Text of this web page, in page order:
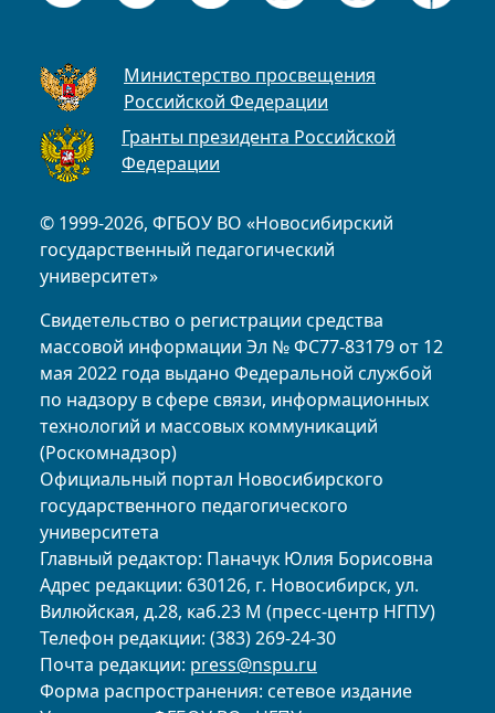
© 1999-2026, ФГБОУ ВО «Новосибирский
государственный педагогический
университет»
Свидетельство о регистрации средства
массовой информации Эл № ФС77-83179 от 12
мая 2022 года выдано Федеральной службой
по надзору в сфере связи, информационных
технологий и массовых коммуникаций
(Роскомнадзор)
Официальный портал Новосибирского
государственного педагогического
университета
Главный редактор: Паначук Юлия Борисовна
Адрес редакции: 630126, г. Новосибирск, ул.
Вилюйская, д.28, каб.23 М (пресс-центр НГПУ)
Телефон редакции: (383) 269-24-30
Почта редакции: press@nspu.ru
Форма распространения: сетевое издание
Министерство просвещения
Российской Федерации
Гранты президента Российской
Федерации